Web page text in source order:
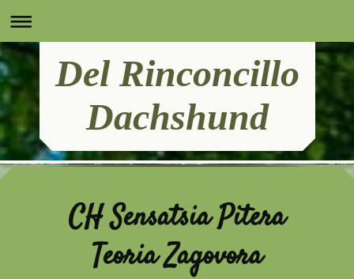
Del Rinconcillo
Dachshund
Del Rinconcillo Dachshund
CH Sensatsia Pitera
Teoria Zagovora